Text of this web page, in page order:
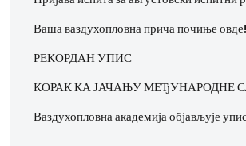
Ваша ваздухопловна прича почиње овде!
РЕКОРДАН УПИС
КОРАК КА ЈАЧАЊУ МЕЂУНАРОДНЕ
Ваздухопловна академија објављује